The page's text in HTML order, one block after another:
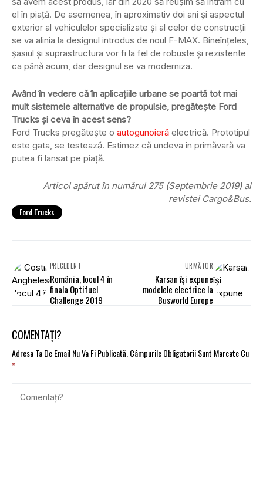
el în piață. De asemenea, în aproximativ doi ani și aspectul
exterior al vehiculelor specializate și al celor de construcții
se va alinia la designul introdus de noul F-MAX. Bineînțeles,
șasiul și suprastructura vor fi la fel de robuste și rezistente
ca până acum, dar designul se va moderniza.
Având în vedere că în aplicațiile urbane se poartă tot mai
mult sistemele alternative de propulsie, pregătește Ford
Trucks și ceva în acest sens?
Ford Trucks pregătește o autogunoieră electrică. Prototipul
este gata, se testează. Estimez că undeva în primăvară va
putea fi lansat pe piață.
Articol apărut în numărul 275 (Septembrie 2019) al
revistei Cargo&Bus.
Ford Trucks
PRECEDENT
România, locul 4 în
finala Optifuel
Challenge 2019
URMĂTOR
Karsan își expune
modelele electrice la
Busworld Europe
COMENTAȚI?
Adresa Ta De Email Nu Va Fi Publicată. Câmpurile Obligatorii Sunt Marcate Cu
*